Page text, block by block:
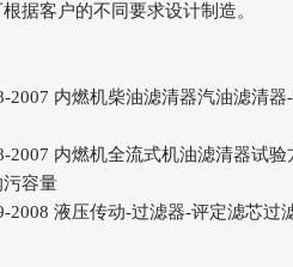
客户的不同要求设计制造。
内燃机柴油滤清器汽油滤清器
内燃机全流式机油滤清器试验
容量
液压传动-过滤器-评定滤芯过